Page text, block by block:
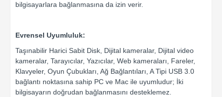
bilgisayarlara bağlanmasına da izin verir.
Evrensel Uyumluluk:
Taşınabilir Harici Sabit Disk, Dijital kameralar, Dijital video
kameralar, Tarayıcılar, Yazıcılar, Web kameraları, Fareler,
Klavyeler, Oyun Çubukları, Ağ Bağlantıları, A Tipi USB 3.0
bağlantı noktasına sahip PC ve Mac ile uyumludur; İki
bilgisayarın doğrudan bağlanmasını desteklemez.